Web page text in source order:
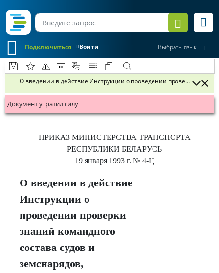
Войти
Подключиться Выбрать язык
О введении в действие Инструкции о проведении проверки
Документ утратил силу
ПРИКАЗ МИНИСТЕРСТВА ТРАНСПОРТА
РЕСПУБЛИКИ БЕЛАРУСЬ
19 января 1993 г. № 4-Ц
О введении в действие
Инструкции о
проведении проверки
знаний командного
состава судов и
земснарядов,